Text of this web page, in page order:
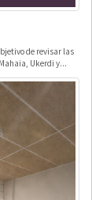
de revisar las
Ukerdi y...